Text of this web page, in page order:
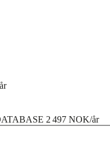
2 497 NOK/år